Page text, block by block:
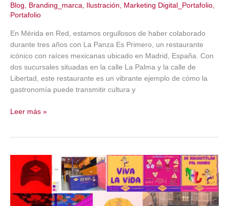
Blog Branding_marca Ilustración Marketing Digital_Portafolio
Portafolio
En Mérida en Red, estamos orgullosos de haber colaborado
durante tres años con La Panza Es Primero, un restaurante
icónico con raíces mexicanas ubicado en Madrid, España. Con
dos sucursales situadas en la calle La Palma y la calle de
Libertad, este restaurante es un vibrante ejemplo de cómo la
gastronomía puede transmitir cultura y
Caso
Panza
Primero,
España
Leer más »